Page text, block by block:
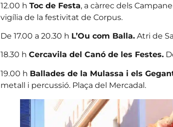
12.00 h Toc de Festa, a càrrec dels
vigília de la festivitat de Corpus.
De 17.00 a 20.30 h L’Ou com Balla.Atri de
18.30 h Cercavila del Canó de les Festes.
19.00 h Ballades de la Mulassa i els
metall i percussió. Plaça del Mercadal.